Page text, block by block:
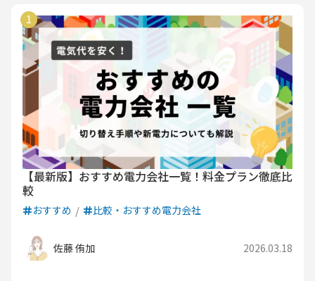
【最新版】おすすめ電力会社一覧！料金プラン徹底比
較
おすすめ 比較・おすすめ電力会社
佐藤 侑加 2026.03.18